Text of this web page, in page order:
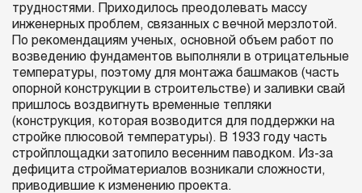
трудностями. Приходилось преодолевать массу
инженерных проблем, связанных с вечной мерзлотой.
По рекомендациям ученых, основной объем работ по
возведению фундаментов выполняли в отрицательные
температуры, поэтому для монтажа башмаков (часть
опорной конструкции в строительстве) и заливки свай
пришлось воздвигнуть временные тепляки
(конструкция, которая возводится для поддержки на
стройке плюсовой температуры). В 1933 году часть
стройплощадки затопило весенним паводком. Из-за
дефицита стройматериалов возникали сложности,
приводившие к изменению проекта.